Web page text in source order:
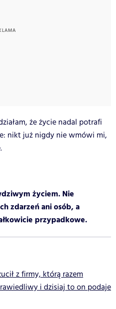
że życie nadal potrafi
nikt już nigdy nie wmówi mi,
życiem. Nie
zdarzeń ani osób, a
przypadkowe.
z firmy, którą razem
i dzisiaj to on podaje